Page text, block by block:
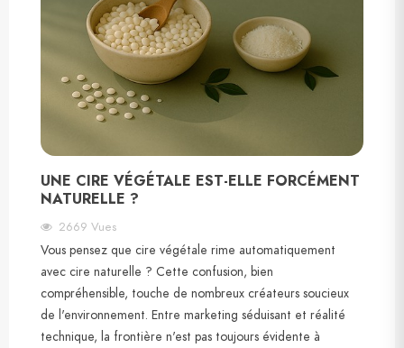
UNE CIRE VÉGÉTALE EST-ELLE FORCÉMENT
NATURELLE ?
2669 Vues
Vous pensez que cire végétale rime automatiquement
avec cire naturelle ? Cette confusion, bien
compréhensible, touche de nombreux créateurs soucieux
de l'environnement. Entre marketing séduisant et réalité
technique, la frontière n'est pas toujours évidente à